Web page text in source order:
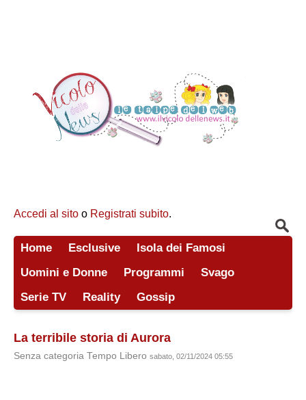
Accedi al sito o Registrati subito.
Home Esclusive
Isola dei Famosi
Uomini e Donne
Programmi
Svago
Serie TV
Reality Gossip
La terribile storia di Aurora
Senza categoria Tempo Libero sabato, 02/11/2024 05:55